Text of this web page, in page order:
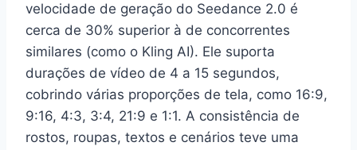
velocidade de geração do Seedance 2.0 é
cerca de 30% superior à de concorrentes
similares (como o Kling AI). Ele suporta
durações de vídeo de 4 a 15 segundos,
cobrindo várias proporções de tela, como 16:9,
9:16, 4:3, 3:4, 21:9 e 1:1. A consistência de
rostos, roupas, textos e cenários teve uma